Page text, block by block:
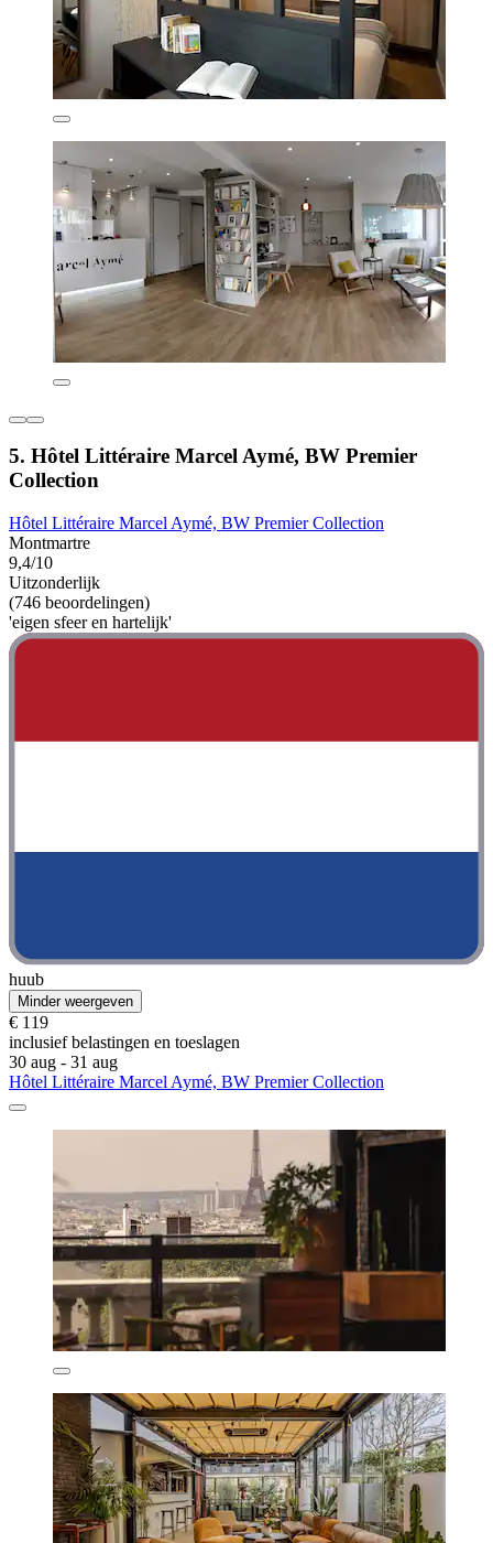
5. Hôtel Littéraire Marcel Aymé, BW Premier
Collection
Hôtel Littéraire Marcel Aymé, BW Premier Collection
Montmartre
9,4/10
Uitzonderlijk
(746 beoordelingen)
'eigen sfeer en hartelijk'
huub
Minder weergeven
€ 119
inclusief belastingen en toeslagen
30 aug - 31 aug
Hôtel Littéraire Marcel Aymé, BW Premier Collection